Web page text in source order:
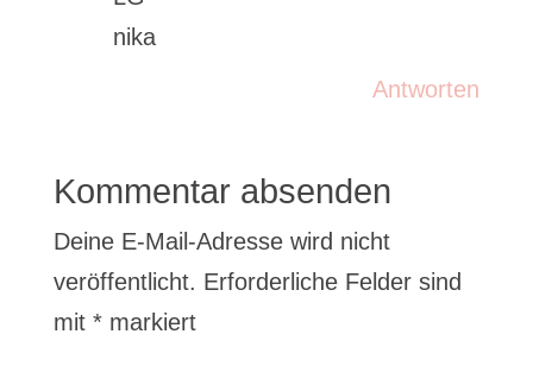
nika
Antworten
Kommentar absenden
Deine E-Mail-Adresse wird nicht
veröffentlicht. Erforderliche Felder sind
mit *markiert